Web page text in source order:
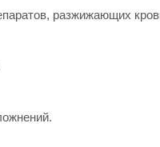
разжижающих